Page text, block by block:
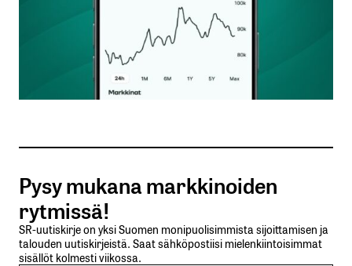
Nimesi tai nimimerkkisi
Sähköpostiosoitteesi
Tilaa SalkunRakentajan uutiskirje
Lähetä kommentti
Pysy mukana markkinoiden
rytmissä!
SR-uutiskirje on yksi Suomen monipuolisimmista sijoittamisen ja
talouden uutiskirjeistä. Saat sähköpostiisi mielenkiintoisimmat
sisällöt kolmesti viikossa.